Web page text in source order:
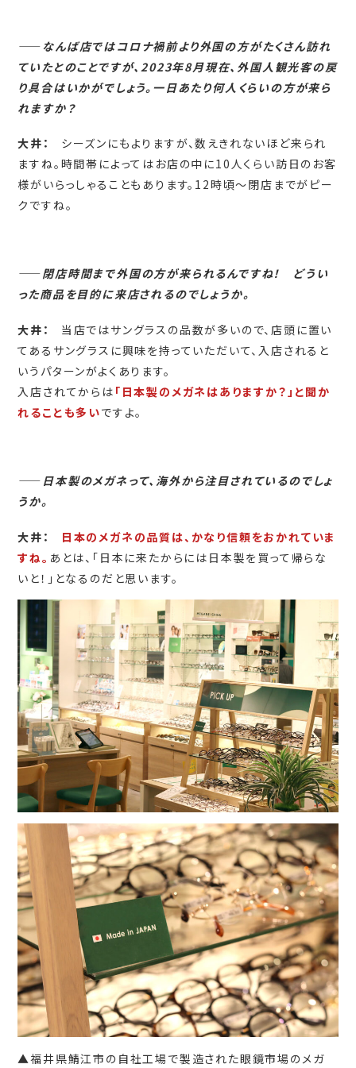
――なんば店ではコロナ禍前より外国の方がたくさん訪れ
ていたとのことですが、2023年8月現在、外国人観光客の戻
り具合はいかがでしょう。一日あたり何人くらいの方が来ら
れますか？
大井：
シーズンにもよりますが、数えきれないほど来られ
ますね。時間帯によってはお店の中に10人くらい訪日のお客
様がいらっしゃることもあります。12時頃～閉店までがピー
クですね。
――閉店時間まで外国の方が来られるんですね！ どうい
った商品を目的に来店されるのでしょうか。
大井：
当店ではサングラスの品数が多いので、店頭に置い
てあるサングラスに興味を持っていただいて、入店されると
いうパターンがよくあります。
入店されてからは 「日本製のメガネはありますか？」と聞か
れることも多いですよ。
――日本製のメガネって、海外から注目されているのでしょ
うか。
大井：
日本のメガネの品質は、かなり信頼をおかれていま
すね。 あとは、「日本に来たからには日本製を買って帰らな
いと！」となるのだと思います。
▲福井県鯖江市の自社工場で製造された眼鏡市場のメガ